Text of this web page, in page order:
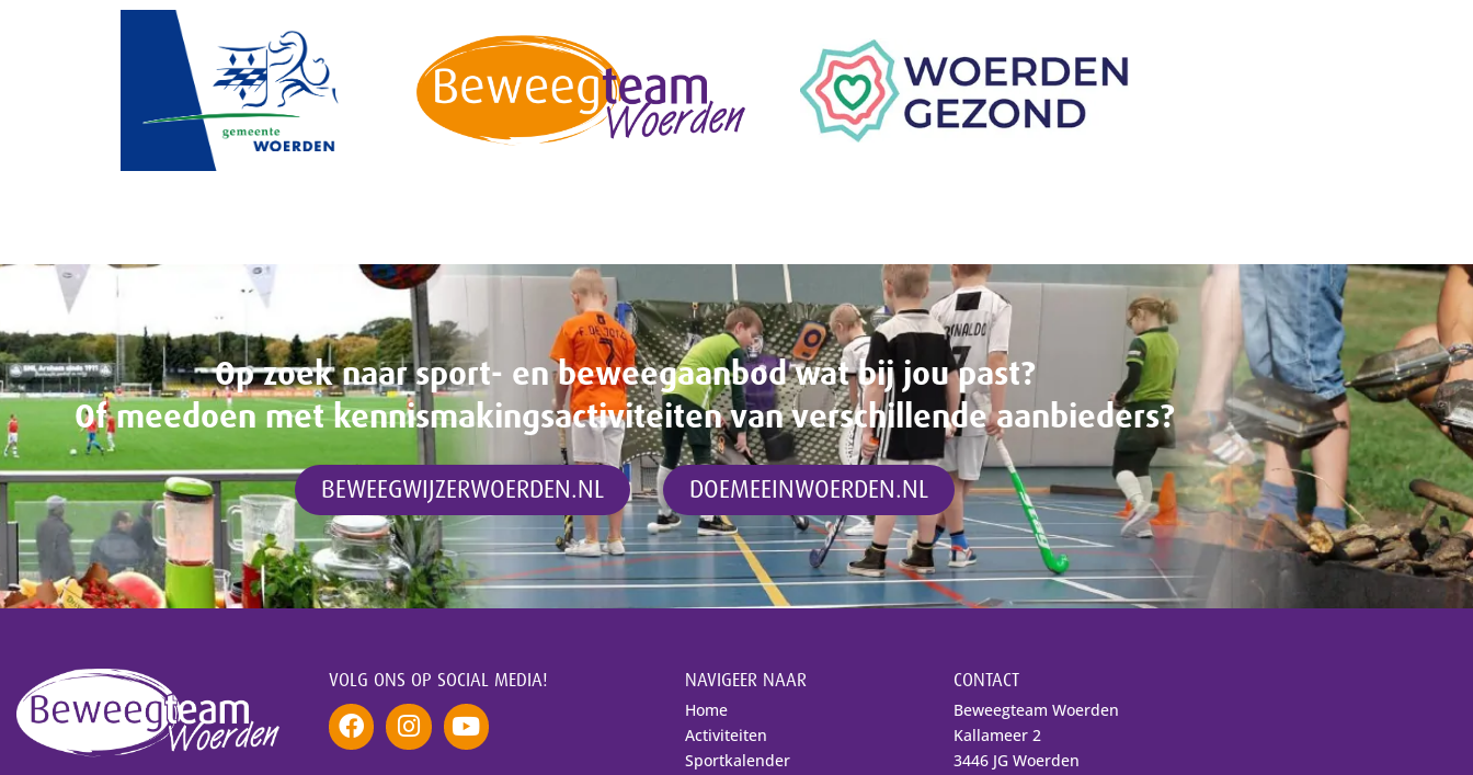
Op zoek naar sport- en beweegaanbod wat bij jou past?
Of meedoen met kennismakingsactiviteiten van verschillende aanbieders?
BEWEEGWIJZERWOERDEN.NL DOEMEEINWOERDEN.NL
VOLG ONS OP SOCIAL MEDIA! NAVIGEER NAAR
Home
Activiteiten
Sportkalender
CONTACT
Beweegteam Woerden
Kallameer 2
3446 JG Woerden